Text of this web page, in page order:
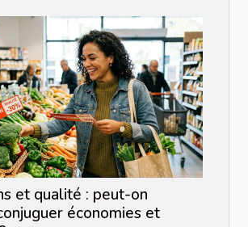
et qualité : peut-on
économies et